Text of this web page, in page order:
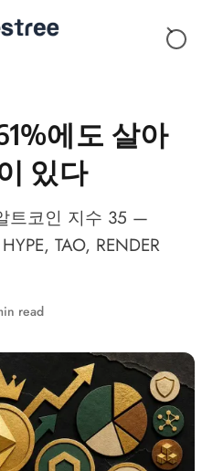
에도 살아
있다
트코인 지수 35 —
TAO, RENDER
read